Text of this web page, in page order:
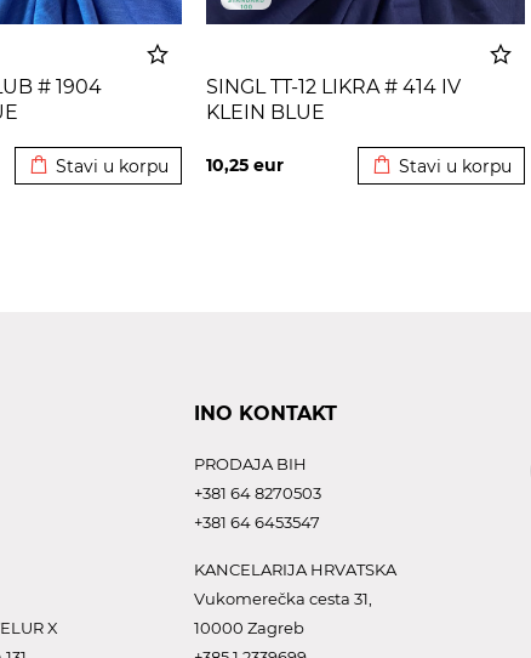
# 1904
Stavi u korpu
SINGL TT-12 LIKRA # 414 IV
KLEIN BLUE
10,25 eur Stavi u korpu
X
INO KONTAKT
PRODAJA BIH
+381 64 8270503
+381 64 6453547
KANCELARIJA HRVATSKA
Vukomerečka cesta 31,
10000 Zagreb